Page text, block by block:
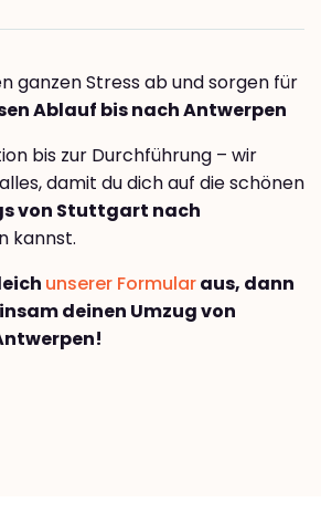
ganzen Stress ab und sorgen für
Ablauf bis nach Antwerpen
bis zur Durchführung – wir
damit du dich auf die schönen
von Stuttgart nach
kannst.
unserer Formularaus, dann
deinen Umzug von